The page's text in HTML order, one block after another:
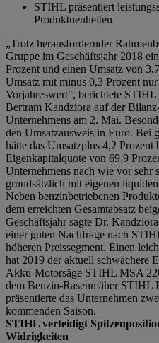
STIHL präsentiert
Produktneuheiten
„Trotz herausfordernder
Gruppe im Geschäftsjahr 2018
Prozent und einen Umsatz von
Umsatz mit minus 0,3 Prozent
Vorjahreswert", berichtete STIHL
Bertram Kandziora auf der
Unternehmens am 2. Mai.
den Umsatzausweis in Euro. Bei
hätte das Umsatzplus 4,2 Prozent
Eigenkapitalquote von 69,9
Unternehmens nach wie vor
grundsätzlich mit eigenen
Neben benzinbetriebenen
dem erreichten Gesamtabsatz
Geschäftsjahr sagte Dr.
einer guten Nachfrage nach
höheren Preissegment. Einen
hat 2019 der aktuell schwächere
Akku-Motorsäge STIHL MSA
dem Benzin-Rasenmäher STIHL
präsentierte das Unternehmen
kommenden Saison.
STIHL verteidigt
Widrigkeiten